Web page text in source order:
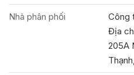
Nhà phân phối
Công
Địa
205A